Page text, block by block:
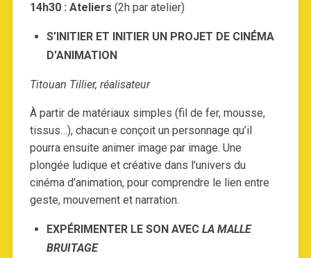
14h30 : Ateliers (2h par atelier)
S’INITIER ET INITIER UN PROJET DE CINÉMA
D’ANIMATION
Titouan Tillier, réalisateur
À partir de matériaux simples (fil de fer, mousse,
tissus…), chacun·e conçoit un personnage qu’il
pourra ensuite animer image par image. Une
plongée ludique et créative dans l’univers du
cinéma d’animation, pour comprendre le lien entre
geste, mouvement et narration.
EXPÉRIMENTER LE SON AVEC LA MALLE
BRUITAGE